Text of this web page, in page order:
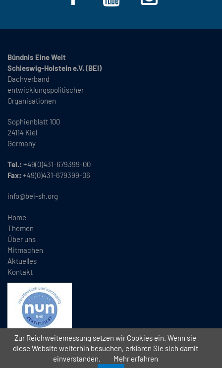
Bündnis Eine Welt
Schleswig-Holstein e.V. (BEI)
Dachverband
entwicklungspolitischer
Organisationen
Sophienblatt 100
24114 Kiel
Germany
Tel.: +49(0)431-679399-00
Fax: +49(0)431-679399-06
info@bei-sh.org
Home
Themen
Über uns
Mitmachen
Aktuelles
Kontakt
2026 // Bündnis Eine Welt Schleswig-Holstein e.V. (BEI)
Zur Reichweitemessung setzen wir Cookies ein. Wenn sie
diese Website weiterhin besuchen, erklären Sie sich damit
einverstanden.
Mehr erfahren